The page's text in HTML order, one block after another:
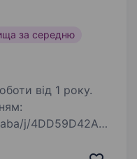
за середню
від 1 року.
j/4DD59D42A6/